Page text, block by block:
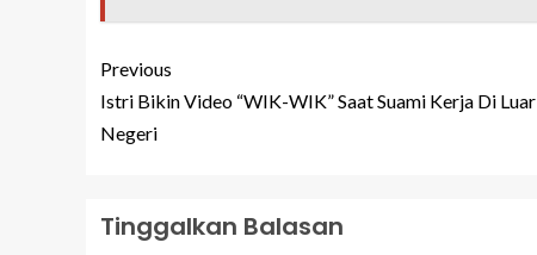
Previous
Istri Bikin Video “WIK-WIK” Saat Suami Kerja Di Luar
Negeri
Tinggalkan Balasan